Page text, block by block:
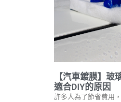
【汽車鍍膜】玻
適合DIY的原因
許多人為了節省費用